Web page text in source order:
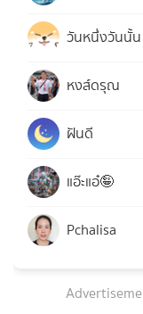
วันหนึ่งวันนั้น
หงส์ดรุณ
ฝันดี
แอ๊ะแอ๋🤪
Pchalisa